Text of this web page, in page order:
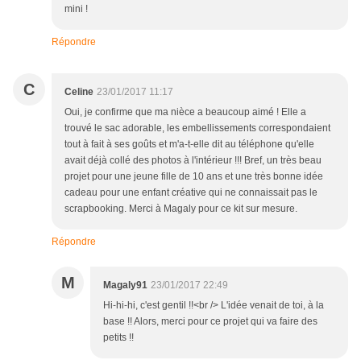
mini !
Répondre
C Celine 23/01/2017 11:17
Oui, je confirme que ma nièce a beaucoup aimé ! Elle a
trouvé le sac adorable, les embellissements correspondaient
tout à fait à ses goûts et m'a-t-elle dit au téléphone qu'elle
avait déjà collé des photos à l'intérieur !!! Bref, un très beau
projet pour une jeune fille de 10 ans et une très bonne idée
cadeau pour une enfant créative qui ne connaissait pas le
scrapbooking. Merci à Magaly pour ce kit sur mesure.
Répondre
M Magaly91 23/01/2017 22:49
Hi-hi-hi, c'est gentil !!<br /> L'idée venait de toi, à la
base !! Alors, merci pour ce projet qui va faire des
petits !!